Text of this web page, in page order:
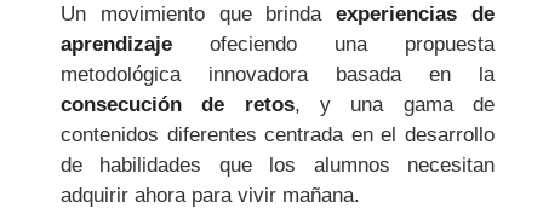
Un movimiento que brindaexperiencias de
aprendizaje ofeciendo una propuesta
metodológica innovadora basada en la
consecución de retos, y una gama de
contenidos diferentes centrada en el desarrollo
de habilidades que los alumnos necesitan
adquirir ahora para vivir mañana.